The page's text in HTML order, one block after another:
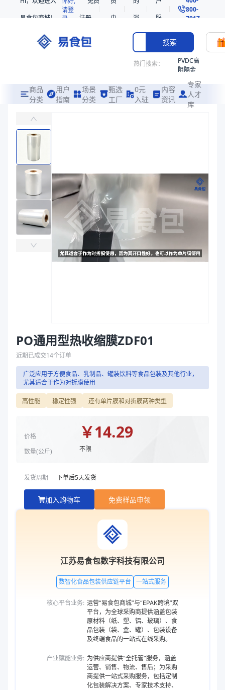
易食包商城！
请登
录
注册
中
消
息
服
务
800-
7017
搜索
热门搜索：
PVDC高
阻隔金
共挤热
收缩袋
221330
SE53
袋
商品
分类
用户
指南
场景
分类
甄选
工厂
0元
入驻
内容
资讯
专家
人才
库
广泛应用于方便食品、乳制品、罐装饮料等食品包装及其他行业，尤其
易食包（EPAK）专注于PO通用型热收缩膜ZDF01包装，提供详尽的规
产品卖点：
高性能、稳定性强、还有单片膜和对折膜两种类型
应用场景：广泛应用于方便食品、乳制品、罐装饮料等食品包装及其他
商品参数
商品分类
热收缩膜
主要材质
PO、PE、PP
15、19、12
350、400、300
长度（m）
1067、1332、1667、2134
商品图片
PO通用型热收缩膜ZDF01
近期已成交14个订单
广泛应用于方便食品、乳制品、罐装饮料等食品包装及其他行业，
尤其适合于作为对折膜使用
高性能 稳定性强 还有单片膜和对折膜两种类型
价格
数量(公斤)
￥14.29
不限
发货周期 下单后5天发货
加入购物车 免费样品申领
江苏易食包数字科技有限公司
数智化食品包装供应链平台 一站式服务
核心平台业务: 运营“易食包商城”与“EPAK跨境”双
平台，为全球采购商提供涵盖包装
原材料（纸、塑、铝、玻璃）、食
品包装（袋、盒、罐）、包装设备
及终端食品的一站式在线采购。
产业赋能业务: 为供应商提供“全托管”服务，涵盖
运营、销售、物流、售后；为采购
商提供一站式采购服务，包括定制
化包装解决方案、专家技术支持、